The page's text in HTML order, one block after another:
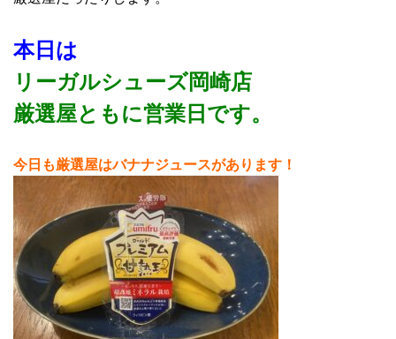
本日は
リーガルシューズ岡崎店
厳選屋ともに営業日です。
今日も厳選屋はバナナジュースがあります！